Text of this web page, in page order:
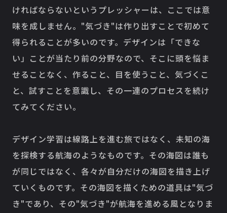
ければならないというプレッシャーは、ここでは意
味を成しません。"気づき"は作り出すことで初めて
得られることが多いのです。デザインは「できな
い」ことが当たり前の分野なので、そこに頭を悩ま
せることなく、作ること、目を使うこと、気づくこ
と、試すことを意識し、その一連のプロセスを続け
てみてください。
デザイン学習は線路上を進む旅ではなく、未知の海
を探検する航海のようなものです。その海図は誰も
が同じではなく、各々が自分だけの海図を描き上げ
ていくものです。その海図を描くための道具は"気づ
き"であり、その"気づき"が航海を進める風となりま